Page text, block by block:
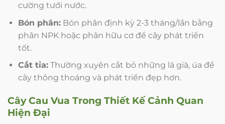
cường tưới nước.
Bón phân:Bón phân định kỳ 2-3 tháng/lần bằng
phân NPK hoặc phân hữu cơ để cây phát triển
tốt.
Cắt tỉa:Thường xuyên cắt bỏ những lá già, úa để
cây thông thoáng và phát triển đẹp hơn.
Cây Cau Vua Trong Thiết Kế Cảnh Quan
Hiện Đại